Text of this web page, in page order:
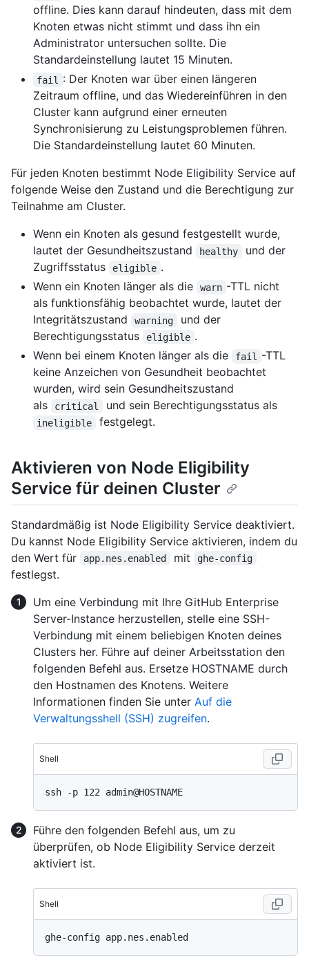
offline. Dies kann darauf hindeuten, dass mit dem
Knoten etwas nicht stimmt und dass ihn ein
Administrator untersuchen sollte. Die
Standardeinstellung lautet 15 Minuten.
fail
: Der Knoten war über einen längeren
Zeitraum offline, und das Wiedereinführen in den
Cluster kann aufgrund einer erneuten
Synchronisierung zu Leistungsproblemen führen.
Die Standardeinstellung lautet 60 Minuten.
Für jeden Knoten bestimmt Node Eligibility Service auf
folgende Weise den Zustand und die Berechtigung zur
Teilnahme am Cluster.
Wenn ein Knoten als gesund festgestellt wurde,
lautet der Gesundheitszustand
healthy
und der
Zugriffsstatus
eligible .
Wenn ein Knoten länger als die
warn -TTL nicht
als funktionsfähig beobachtet wurde, lautet der
Integritätszustand
warning
und der
Berechtigungsstatus
eligible .
Wenn bei einem Knoten länger als die
fail
-TTL
keine Anzeichen von Gesundheit beobachtet
wurden, wird sein Gesundheitszustand
als
critical und sein Berechtigungsstatus als
ineligible festgelegt.
Aktivieren von Node Eligibility
Service für deinen Cluster
Standardmäßig ist Node Eligibility Service deaktiviert.
Du kannst Node Eligibility Service aktivieren, indem du
den Wert für
app.nes.enabled mit ghe-config
festlegst.
Um eine Verbindung mit Ihre GitHub Enterprise
Server-Instance herzustellen, stelle eine SSH-
Verbindung mit einem beliebigen Knoten deines
Clusters her. Führe auf deiner Arbeitsstation den
folgenden Befehl aus. Ersetze HOSTNAME durch
den Hostnamen des Knotens. Weitere
Informationen finden Sie unter Auf die
Verwaltungsshell (SSH) zugreifen.
Shell
Führe den folgenden Befehl aus, um zu
überprüfen, ob Node Eligibility Service derzeit
aktiviert ist.
Shell